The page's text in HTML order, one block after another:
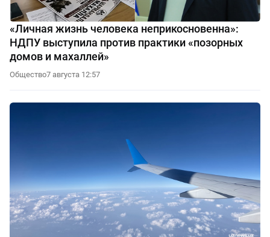
«Личная жизнь человека неприкосновенна»:
НДПУ выступила против практики «позорных
домов и махаллей»
Общество7 августа 12:57